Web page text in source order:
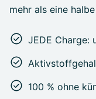
mehr als eine
JEDE Charge:
100 % ohne